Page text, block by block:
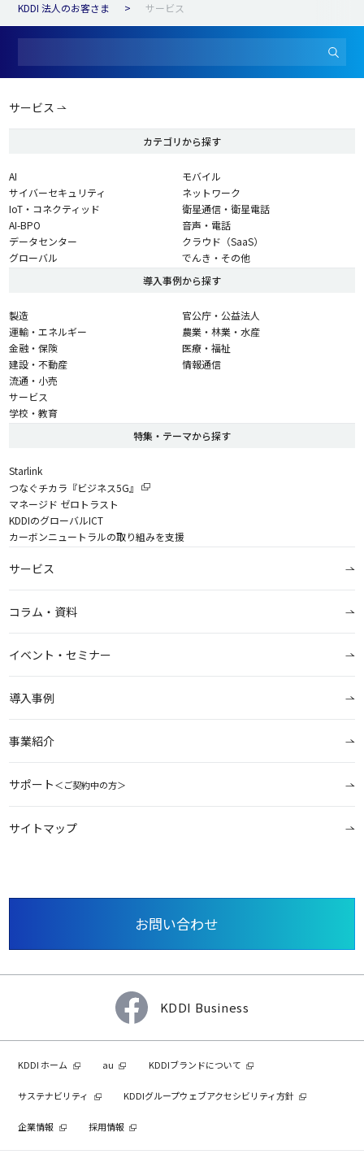
KDDI 法人のお客さま サービス
サービス
カテゴリから探す
AI
サイバーセキュリティ
IoT・コネクティッド
AI-BPO
データセンター
グローバル
モバイル
ネットワーク
衛星通信・衛星電話
音声・電話
クラウド（SaaS）
でんき・その他
導入事例から探す
製造
運輸・エネルギー
金融・保険
建設・不動産
流通・小売
サービス
学校・教育
官公庁・公益法人
農業・林業・水産
医療・福祉
情報通信
特集・テーマから探す
Starlink
つなぐチカラ『ビジネス5G』
マネージド ゼロトラスト
KDDIのグローバルICT
カーボンニュートラルの取り組みを支援
サービス
コラム・資料
イベント・セミナー
導入事例
事業紹介
サポート＜ご契約中の方＞
サイトマップ
お問い合わせ
KDDI Business
KDDI ホーム au KDDIブランドについて
サステナビリティ KDDIグループウェブアクセシビリティ方針
企業情報 採用情報